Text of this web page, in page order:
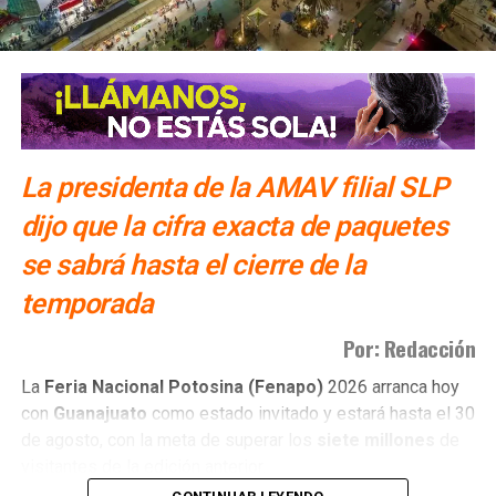
La presidenta de la AMAV filial SLP
dijo que la cifra exacta de paquetes
se sabrá hasta el cierre de la
temporada
Por: Redacción
La Feria Nacional Potosina (Fenapo)2026 arranca hoy
con Guanajuato como estado invitado y estará hasta el 30